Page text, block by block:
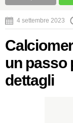
4 settembre 2023
un passo
dettagli